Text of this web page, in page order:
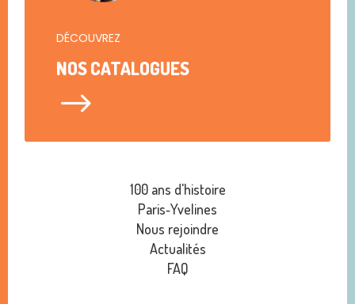
DÉCOUVREZ
NOS CATALOGUES
$
100 ans d'histoire
Paris‑Yvelines
Nous rejoindre
Actualités
FAQ